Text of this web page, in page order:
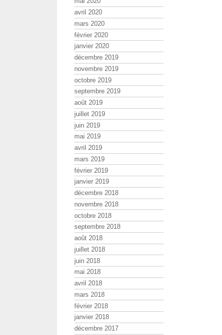
avril 2020
mars 2020
février 2020
janvier 2020
décembre 2019
novembre 2019
octobre 2019
septembre 2019
août 2019
juillet 2019
juin 2019
mai 2019
avril 2019
mars 2019
février 2019
janvier 2019
décembre 2018
novembre 2018
octobre 2018
septembre 2018
août 2018
juillet 2018
juin 2018
mai 2018
avril 2018
mars 2018
février 2018
janvier 2018
décembre 2017